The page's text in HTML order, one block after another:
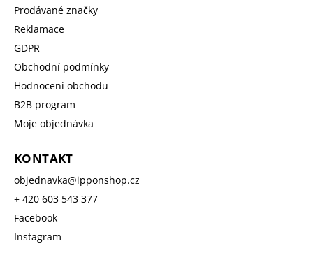
Prodávané značky
Reklamace
GDPR
Obchodní podmínky
Hodnocení obchodu
B2B program
Moje objednávka
KONTAKT
objednavka@ipponshop.cz
+ 420 603 543 377
Facebook
Instagram